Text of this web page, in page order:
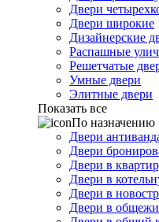
Двери
Двери широкие
Дизайнерские
Распашные
Решетчатые
Умные двери
Элитные двери
Показать все
По назначению
Двери
Двери
Двери в
Двери в
Двери в
Двери в